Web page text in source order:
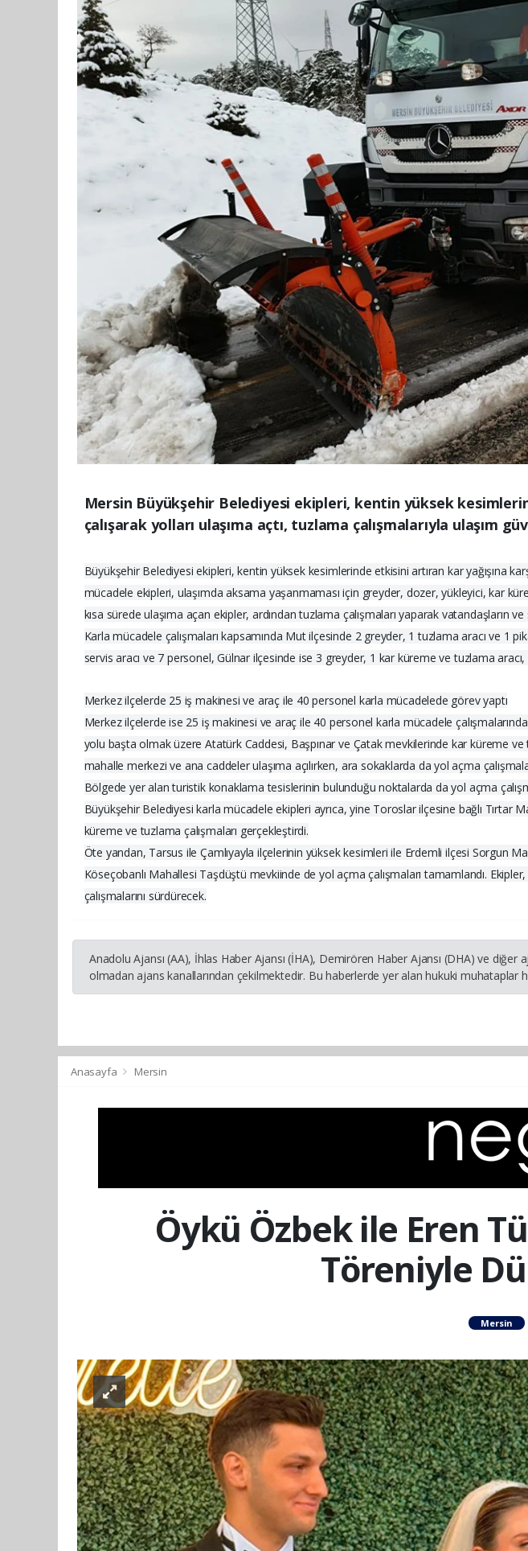
Mersin Büyükşehir Belediyesi ekipleri, kentin yüksek
çalışarak yolları ulaşıma açtı, tuzlama çalışmalarıyla ulaşım
Büyükşehir Belediyesi ekipleri, kentin yüksek kesimlerinde etkisini artıran kar yağışına
mücadele ekipleri, ulaşımda aksama yaşanmaması için greyder, dozer, yükleyici, kar
kısa sürede ulaşıma açan ekipler, ardından tuzlama çalışmaları yaparak vatandaşların
Karla mücadele çalışmaları kapsamında Mut ilçesinde 2 greyder, 1 tuzlama aracı ve 1
servis aracı ve 7 personel, Gülnar ilçesinde ise 3 greyder, 1 kar küreme ve tuzlama
Merkez ilçelerde 25 iş makinesi ve araç ile 40 personel karla mücadelede görev yaptı
Merkez ilçelerde ise 25 iş makinesi ve araç ile 40 personel karla mücadele
yolu başta olmak üzere Atatürk Caddesi, Başpınar ve Çatak mevkilerinde kar küreme
mahalle merkezi ve ana caddeler ulaşıma açılırken, ara sokaklarda da yol açma
Bölgede yer alan turistik konaklama tesislerinin bulunduğu noktalarda da yol açma
Büyükşehir Belediyesi karla mücadele ekipleri ayrıca, yine Toroslar ilçesine bağlı Tırtar
küreme ve tuzlama çalışmaları gerçekleştirdi.
Öte yandan, Tarsus ile Çamlıyayla ilçelerinin yüksek kesimleri ile Erdemli ilçesi Sorgun
Köseçobanlı Mahallesi Taşdüştü mevkiinde de yol açma çalışmaları tamamlandı.
çalışmalarını sürdürecek.
Anadolu Ajansı (AA), İhlas Haber Ajansı (İHA), Demirören Haber Ajansı (DHA) ve
olmadan ajans kanallarından çekilmektedir. Bu haberlerde yer alan hukuki
Anasayfa Mersin
Öykü Özbek ile Eren
Töreniyle
Mersin